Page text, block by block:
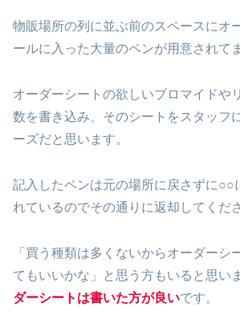
物販場所の列に並ぶ前のスペースにオ
ールに入った大量のペンが用意されて
オーダーシートの欲しいブロマイドや
数を書き込み、そのシートをスタッフ
ーズだと思います。
記入したペンは元の場所に戻さずに○○
れているのでその通りに返却してくだ
「買う種類は多くないからオーダーシ
てもいいかな」と思う方もいると思い
ダーシートは書いた方が良いです。